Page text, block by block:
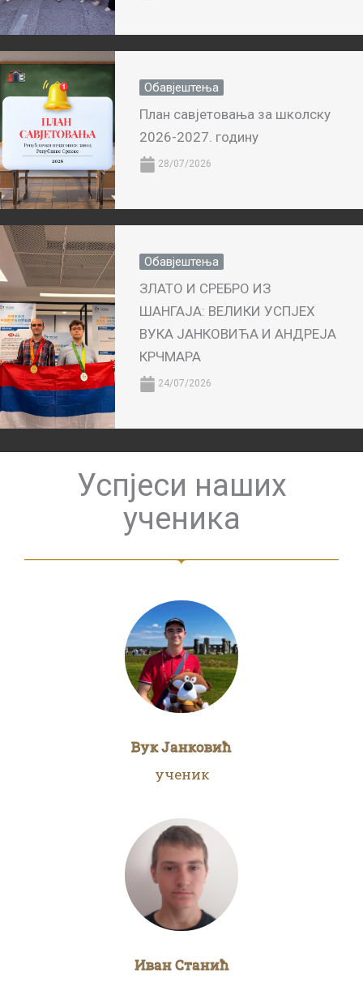
Обавјештења
План савјетовања за школску
2026-2027. годину
28/07/2026
Обавјештења
ЗЛАТО И СРЕБРО ИЗ
ШАНГАЈА: ВЕЛИКИ УСПЈЕХ
ВУКА ЈАНКОВИЋА И АНДРЕЈА
КРЧМАРА
24/07/2026
Успјеси наших
ученика
Вук Јанковић
ученик
Иван Станић